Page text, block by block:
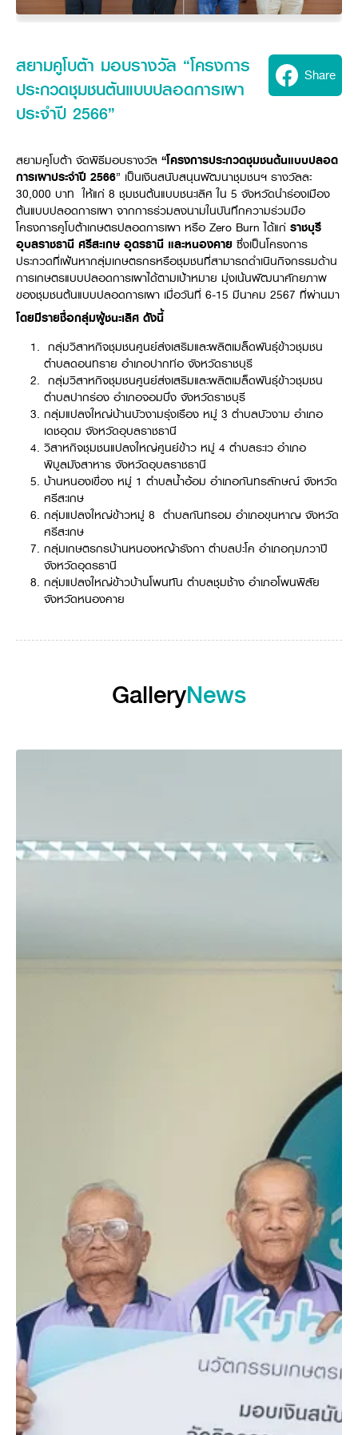
Other products
Mini-excavator
Mini-excavator Implement
Wheel Loader
Drone
Seeding Center
Investment
Materials
Join the Network
Company History
4 Core Pillars of Business
Asian Leader with International Standard
International
Export Products
International Subsidiaries Offices
International Service Centers
Partners
Job Positions
Internship Program
Employee Welfare
New Update
News & Activity
Corporate News
TVC
Social Activities
Royal Projects
Community and Social Development
Education and Youth
Environment, Safety and Occupational Health
KUBOTA and Farmerco-operation
Large Scale Farm
Learning Centre
Online Journal
OnlineShowroom
Customer Service
Leasing
KUBOTA Store
KUBOTA (Agri) Solutions
KUBOTA FARM
KUBOTA FAMILY
language
สยามคูโบต้า มอบรางวัล “โครงการ
ประกวดชุมชนต้นแบบปลอดการเผา
ประจำปี 2566”
Share
สยามคูโบต้า จัดพิธีมอบรางวัล “โครงการประกวดชุมชนต้นแบบปลอด
การเผาประจำปี 2566” เป็นเงินสนับสนุนพัฒนาชุมชนฯ รางวัลละ
30,000 บาท ให้แก่ 8 ชุมชนต้นแบบชนะเลิศ ใน 5 จังหวัดนำร่องเมือง
ต้นแบบปลอดการเผา จากการร่วมลงนามในบันทึกความร่วมมือ
โครงการคูโบต้าเกษตรปลอดการเผา หรือ Zero Burn ได้แก่ ราชบุรี
อุบลราชธานี ศรีสะเกษ อุดรธานี และหนองคาย ซึ่งเป็นโครงการ
ประกวดที่เฟ้นหากลุ่มเกษตรกรหรือชุมชนที่สามารถดำเนินกิจกรรมด้าน
การเกษตรแบบปลอดการเผาได้ตามเป้าหมาย มุ่งเน้นพัฒนาศักยภาพ
ของชุมชนต้นแบบปลอดการเผา เมื่อวันที่ 6-15 มีนาคม 2567 ที่ผ่านมา
โดยมีรายชื่อกลุ่มผู้ชนะเลิศ ดังนี้
กลุ่มวิสาหกิจชุมชนศูนย์ส่งเสริมและผลิตเมล็ดพันธุ์ข้าวชุมชน
ตำบลดอนทราย อำเภอปากท่อ จังหวัดราชบุรี
กลุ่มวิสาหกิจชุมชนศูนย์ส่งเสริมและผลิตเมล็ดพันธุ์ข้าวชุมชน
ตำบลปากร่อง อำเภอจอมบึง จังหวัดราชบุรี
กลุ่มแปลงใหญ่บ้านบัวงามรุ่งเรือง หมู่ 3 ตำบลบัวงาม อำเภอ
เดชอุดม จังหวัดอุบลราชธานี
วิสาหกิจชุมชนแปลงใหญ่ศูนย์ข้าว หมู่ 4 ตำบลระเว อำเภอ
พิบูลมังสาหาร จังหวัดอุบลราชธานี
บ้านหนองเขื่อง หมู่ 1 ตำบลน้ำอ้อม อำเภอกันทรลักษณ์ จังหวัด
ศรีสะเกษ
กลุ่มแปลงใหญ่ข้าวหมู่ 8 ตำบลกันทรอม อำเภอขุนหาญ จังหวัด
ศรีสะเกษ
กลุ่มเกษตรกรบ้านหนองหญ้ารังกา ตําบลปะโค อําเภอกุมภวาปี
จังหวัดอุดรธานี
กลุ่มแปลงใหญ่ข้าวบ้านโพนทัน ตําบลชุมช้าง อําเภอโพนพิสัย
จังหวัดหนองคาย
GalleryNews